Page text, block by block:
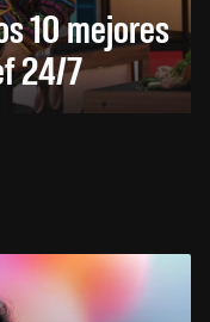
10 mejores
24/7